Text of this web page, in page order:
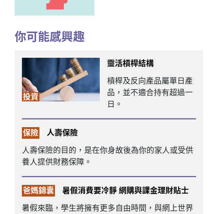
你可能感興趣
投資
靈活槓桿結構
槓桿及反向產品屬單日產
品，並不適合持有超過一
日。
保險
人壽保險
人壽保險的目的，是在你身故後為你的家人或受供
養人提供財務保障。
爸媽錦囊
暑假消費要冷靜 網購與課金理財貼士
暑假來臨，學生將擁有更多自由時間，與網上世界